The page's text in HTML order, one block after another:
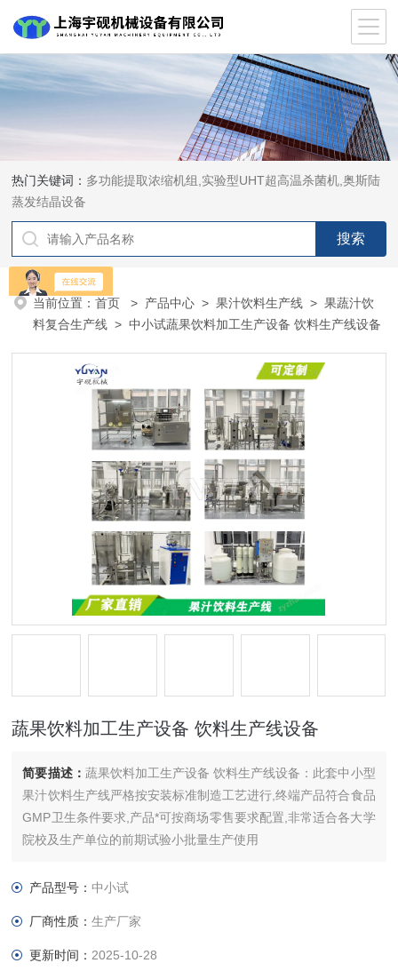
热门关键词： 多功能提取浓缩机组,实验型UHT超高温杀菌机,奥斯陆
蒸发结晶设备
当前位置：首页 > 产品中心 >果汁饮料生产线 >果蔬汁饮
料复合生产线 > 中小试蔬果饮料加工生产设备 饮料生产线设备
蔬果饮料加工生产设备 饮料生产线设备
简要描述： 蔬果饮料加工生产设备 饮料生产线设备：此套中小型
果汁饮料生产线严格按安装标准制造工艺进行,终端产品符合食品
GMP卫生条件要求,产品*可按商场零售要求配置,非常适合各大学
院校及生产单位的前期试验小批量生产使用
产品型号：中小试
厂商性质：生产厂家
更新时间： 2025-10-28